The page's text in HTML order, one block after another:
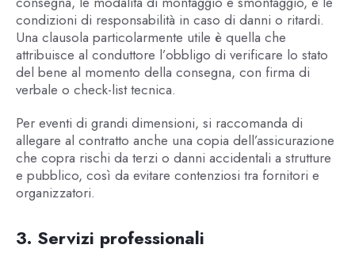
condizioni di responsabilità in caso di danni o ritardi.
Una clausola particolarmente utile è quella che
attribuisce al conduttore l’obbligo di verificare lo stato
del bene al momento della consegna, con firma di
verbale o check-list tecnica.
Per eventi di grandi dimensioni, si raccomanda di
allegare al contratto anche una copia dell’assicurazione
che copra rischi da terzi o danni accidentali a strutture
e pubblico, così da evitare contenziosi tra fornitori e
organizzatori.
3. Servizi professionali